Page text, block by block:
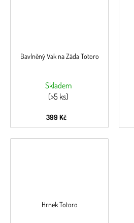
Bavlněný Vak na Záda Totoro
Skladem
(>5 ks)
399 Kč
Hrnek Totoro